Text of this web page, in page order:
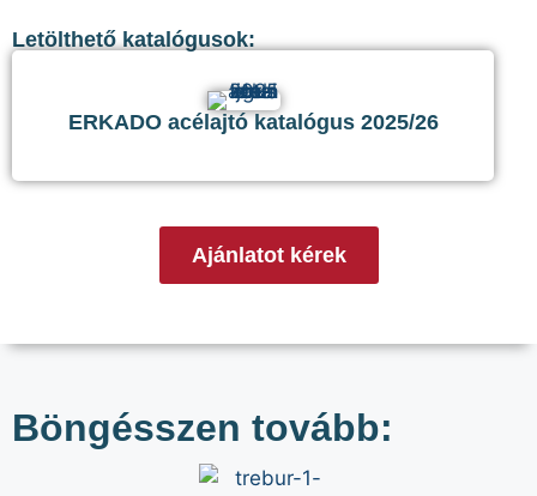
Letölthető katalógusok:
ERKADO acélajtó katalógus 2025/26
Ajánlatot kérek
Böngésszen tovább: